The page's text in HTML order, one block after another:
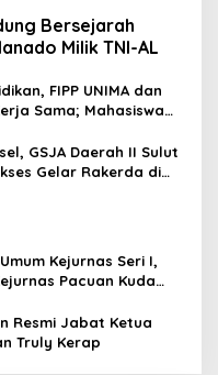
Bersejarah
Milik TNI-AL
FIPP UNIMA dan
Sama; Mahasiswa
GSJA Daerah II Sulut
Gelar Rakerda di
Kejurnas Seri I,
Pacuan Kuda
Resmi Jabat Ketua
Truly Kerap